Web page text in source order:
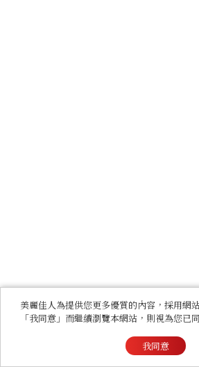
美麗佳人為提供您更多優質的內容，採用網
「我同意」而繼續瀏覽本網站，則視為您已
我同意